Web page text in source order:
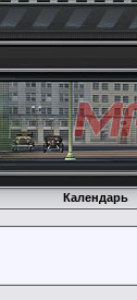
Календарь